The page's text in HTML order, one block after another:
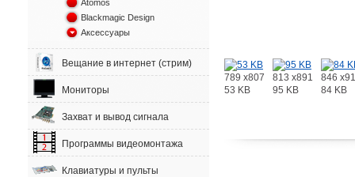
Atomos
Blackmagic Design
Аксессуары
Вещание в интернет (стрим)
Мониторы
Захват и вывод сигнала
Программы видеомонтажа
Клавиатуры и пульты
789 x807
53 KB
813 x891
95 KB
846
84 KB